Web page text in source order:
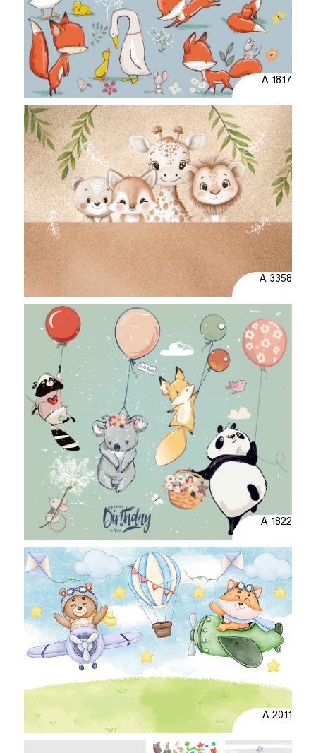
A 1817
A 3358
A 1822
A 2011